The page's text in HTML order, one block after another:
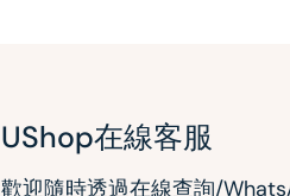
UShop在線客服
歡迎隨時透過在線查詢/